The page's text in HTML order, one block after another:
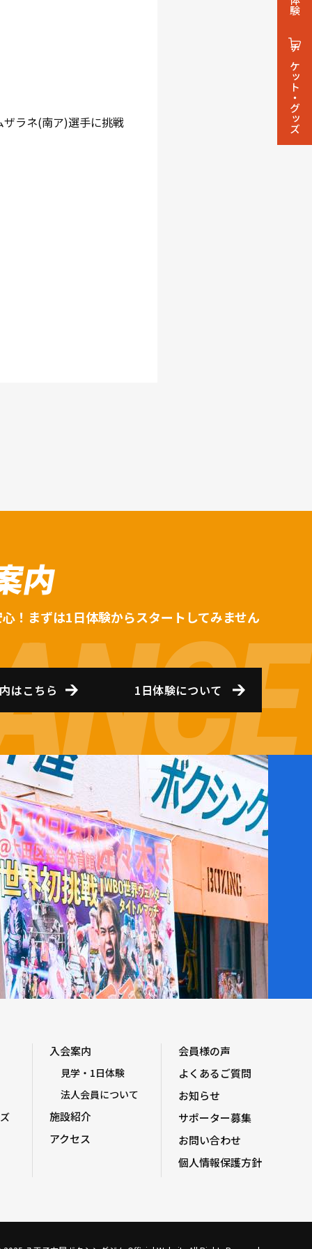
チケット・グッズ
ラネ(南ア)選手に挑戦
内
！まずは1日体験からスタートしてみません
はこちら 1日体験について
入会案内
見学・1日体験
法人会員について
施設紹介
アクセス
会員様の声
よくあるご質問
お知らせ
サポーター募集
お問い合わせ
個人情報保護方針